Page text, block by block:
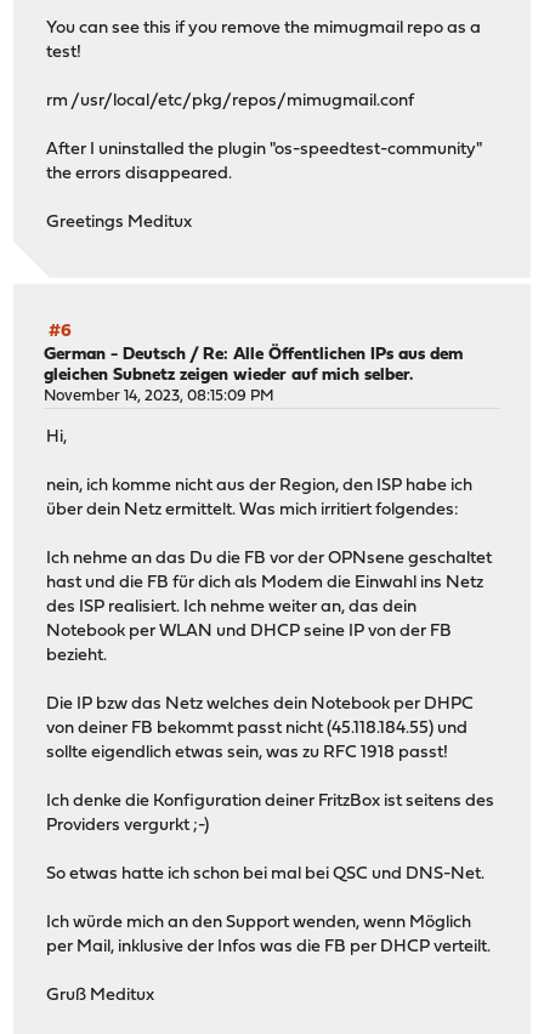
"description": "Github_Web_Net"
},
"enabled": "1",
"type": "host",
"path_expression": "",
"interface": "",
"password": "",
"username": "",
"authtype": "",
"expire": "",
"current_items": "13",
"eval_nomatch": "0",
"out_block_p": "0",
"description": "Github_Web_Hosts"
},
"enabled": "1",
"name": "github",
"interface": "",
"counters": "0",
You can see this if you remove the mimugmail repo as a
test!
rm /usr/local/etc/pkg/repos/mimugmail.conf
After I uninstalled the plugin "os-speedtest-community"
the errors disappeared.
Greetings Meditux
#6
German - Deutsch / Re: Alle Öffentlichen IPs aus dem
gleichen Subnetz zeigen wieder auf mich selber.
November 14, 2023, 08:15:09 PM
Hi,
nein, ich komme nicht aus der Region, den ISP habe ich
über dein Netz ermittelt. Was mich irritiert folgendes:
Ich nehme an das Du die FB vor der OPNsene geschaltet
hast und die FB für dich als Modem die Einwahl ins Netz
des ISP realisiert. Ich nehme weiter an, das dein
Notebook per WLAN und DHCP seine IP von der FB
bezieht.
Die IP bzw das Netz welches dein Notebook per DHPC
von deiner FB bekommt passt nicht (45.118.184.55) und
sollte eigendlich etwas sein, was zu RFC 1918 passt!
Ich denke die Konfiguration deiner FritzBox ist seitens des
Providers vergurkt ;-)
So etwas hatte ich schon bei mal bei QSC und DNS-Net.
Ich würde mich an den Support wenden, wenn Möglich
per Mail, inklusive der Infos was die FB per DHCP verteilt.
Gruß Meditux